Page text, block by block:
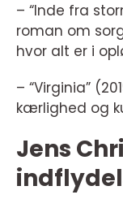
– “Inde fra
roman om
hvor alt er i
– “Virginia”
kærlighed og
Jens